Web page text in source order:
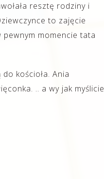
resztę rodziny i
to zajęcie
pewnym momencie tata
kościoła. Ania
.. a wy jak myślicie